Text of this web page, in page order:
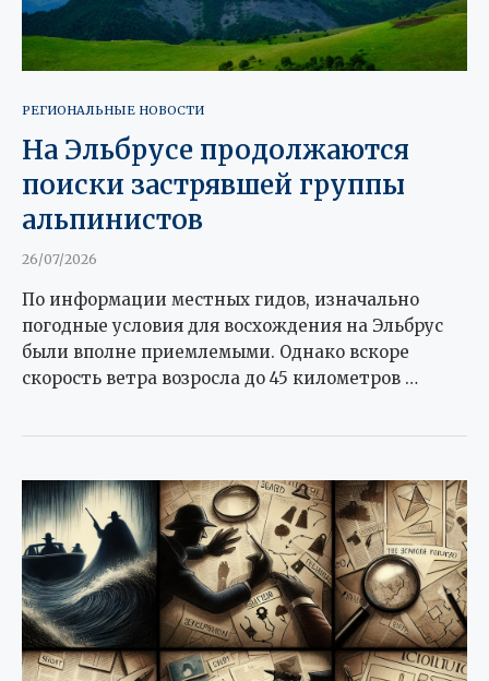
РЕГИОНАЛЬНЫЕ НОВОСТИ
На Эльбрусе продолжаются
поиски застрявшей группы
альпинистов
26/07/2026
По информации местных гидов, изначально
погодные условия для восхождения на Эльбрус
были вполне приемлемыми. Однако вскоре
скорость ветра возросла до 45 километров …